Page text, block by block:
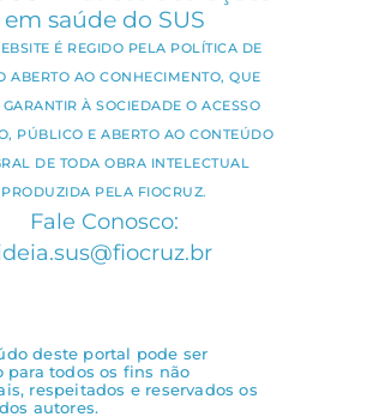
em saúde do SUS
É REGIDO PELA POLÍTICA DE
ABERTO AO CONHECIMENTO, QUE
À SOCIEDADE O ACESSO
PÚBLICO E ABERTO AO CONTEÚDO
DE TODA OBRA INTELECTUAL
PRODUZIDA PELA FIOCRUZ.
Fale Conosco:
deste portal pode ser
para todos os fins não
respeitados e reservados os
autores.